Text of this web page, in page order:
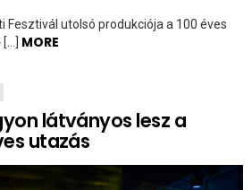
Fesztivál utolsó produkciója a 100 éves
[…] MORE
látványos lesz a
utazás